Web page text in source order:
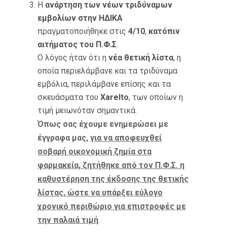
Η ανάρτηση των νέων τριδύναμων
εμβολίων στην ΗΔΙΚΑ
πραγματοποιήθηκε στις 4/10, κατόπιν
αιτήματος του Π.Φ.Σ.
Ο λόγος ήταν ότι η νέα θετική λίστα, η
οποία περιελάμβανε και τα τριδύναμα
εμβόλια, περιλάμβανε επίσης και τα
σκευάσματα του Xarelto, των οποίων η
τιμή μειωνόταν σημαντικά.
Όπως σας έχουμε ενημερώσει με
έγγραφα μας, για να αποφευχθεί
σοβαρή οικονομική ζημία στα
φαρμακεία, ζητήθηκε από τον Π.Φ.Σ. η
καθυστέρηση της έκδοσης της θετικής
λίστας, ώστε να υπάρξει εύλογο
χρονικό περιθώριο για επιστροφές με
την παλαιά τιμή.